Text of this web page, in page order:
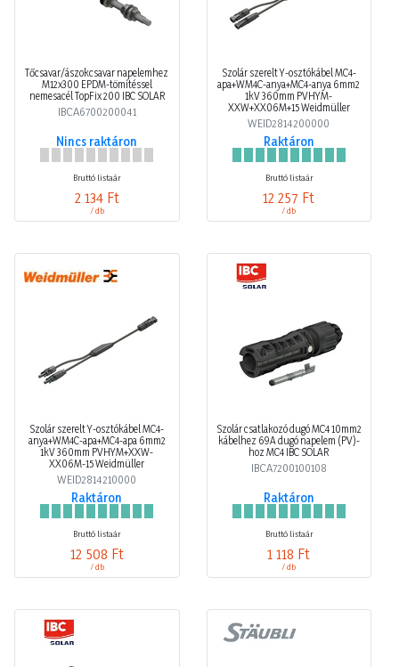
Tőcsavar/ászokcsavar napelemhez
M12x300 EPDM-tömítéssel
nemesacél TopFix 200 IBC SOLAR
IBCA6700200041
Nincs raktáron
Bruttó listaár
2 134 Ft
/ db
Szolár szerelt Y-osztókábel MC4-
apa+WM4C-anya+MC4-anya 6mm2
1kV 360mm PVHYM-
XXW+XX06M+15 Weidmüller
WEID2814200000
Raktáron
Bruttó listaár
12 257 Ft
/ db
Szolár szerelt Y-osztókábel MC4-
anya+WM4C-apa+MC4-apa 6mm2
1kV 360mm PVHYM+XXW-
XX06M-15 Weidmüller
WEID2814210000
Raktáron
Bruttó listaár
12 508 Ft
/ db
Szolár csatlakozó dugó MC4 10mm2
kábelhez 69A dugó napelem (PV)-
hoz MC4 IBC SOLAR
IBCA7200100108
Raktáron
Bruttó listaár
1 118 Ft
/ db